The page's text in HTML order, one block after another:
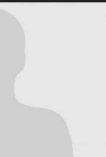
選手
登録
ー
とは